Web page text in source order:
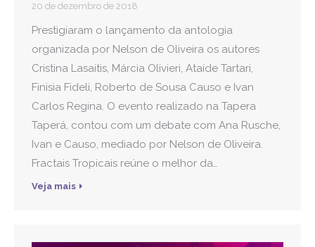
20 de dezembro de 2018
Prestigiaram o lançamento da antologia
organizada por Nelson de Oliveira os autores
Cristina Lasaitis, Márcia Olivieri, Ataíde Tartari,
Finisia Fideli, Roberto de Sousa Causo e Ivan
Carlos Regina. O evento realizado na Tapera
Taperá, contou com um debate com Ana Rusche,
Ivan e Causo, mediado por Nelson de Oliveira.
Fractais Tropicais reúne o melhor da…
Veja mais